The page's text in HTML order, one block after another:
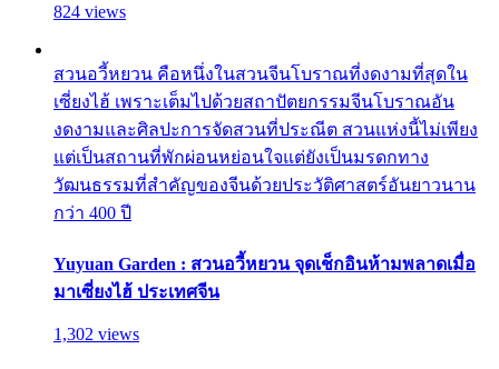
824 views
สวนอวี้หยวน คือหนึ่งในสวนจีนโบราณที่งดงามที่สุดใน
เซี่ยงไฮ้ เพราะเต็มไปด้วยสถาปัตยกรรมจีนโบราณอัน
งดงามและศิลปะการจัดสวนที่ประณีต สวนแห่งนี้ไม่เพียง
แต่เป็นสถานที่พักผ่อนหย่อนใจแต่ยังเป็นมรดกทาง
วัฒนธรรมที่สำคัญของจีนด้วยประวัติศาสตร์อันยาวนาน
กว่า 400 ปี
Yuyuan Garden : สวนอวี้หยวน จุดเช็กอินห้ามพลาดเมื่อ
มาเซี่ยงไฮ้ ประเทศจีน
1,302 views